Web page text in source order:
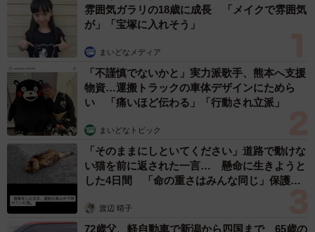
雰囲気ガラリの18歳に成長 「メイクで雰囲気
が」「宝塚に入れそう」
まいどなメディア
「不謹慎でないかと」実力派歌手、熊本へ支援
物資…運搬トラックの車体デザインにためら
い 「痛いほど伝わる」「行動され立派」
まいどなトピック
「そのままにしといてください」道路で動けな
い猫を前に返された一言… 懸命に生きようと
した4日間 「命の重さはみんな同じ」保護団
渡辺 晴子
72歳父、軽自動車で新潟から四国まで 65歳の